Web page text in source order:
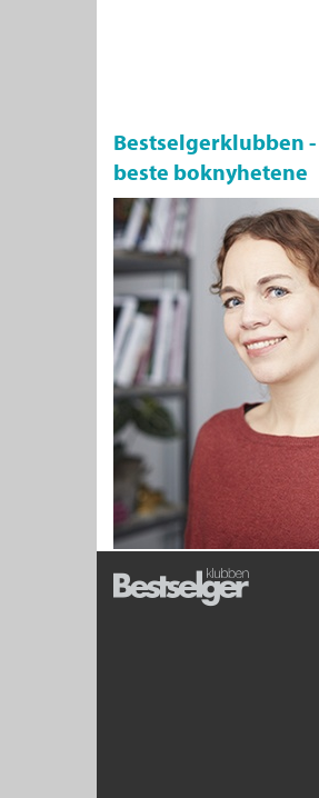
Bestselgerklubben -
beste boknyhetene